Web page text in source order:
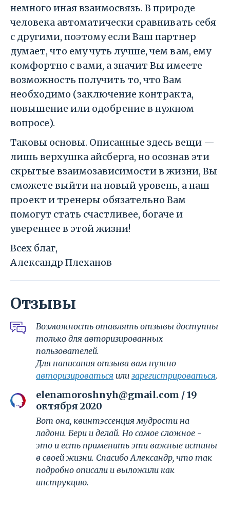
немного иная взаимосвязь. В природе
человека автоматически сравнивать себя
с другими, поэтому если Ваш партнер
думает, что ему чуть лучше, чем вам, ему
комфортно с вами, а значит Вы имеете
возможность получить то, что Вам
необходимо (заключение контракта,
повышение или одобрение в нужном
вопросе).
Таковы основы. Описанные здесь вещи —
лишь верхушка айсберга, но осознав эти
скрытые взаимозависимости в жизни, Вы
сможете выйти на новый уровень, а наш
проект и тренеры обязательно Вам
помогут стать счастливее, богаче и
увереннее в этой жизни!
Всех благ,
Александр Плеханов
Отзывы
Возможность отавлять отзывы доступны
только для авторизированных
пользователей.
Для написания отзыва вам нужно
авторизироваться или зарегистрироваться.
elenamoroshnyh@gmail.com / 19
октября 2020
Вот она, квинтэссенция мудрости на
ладони. Бери и делай. Но самое сложное -
это и есть применить эти важные истины
в своей жизни. Спасибо Александр, что так
подробно описали и выложили как
инструкцию.